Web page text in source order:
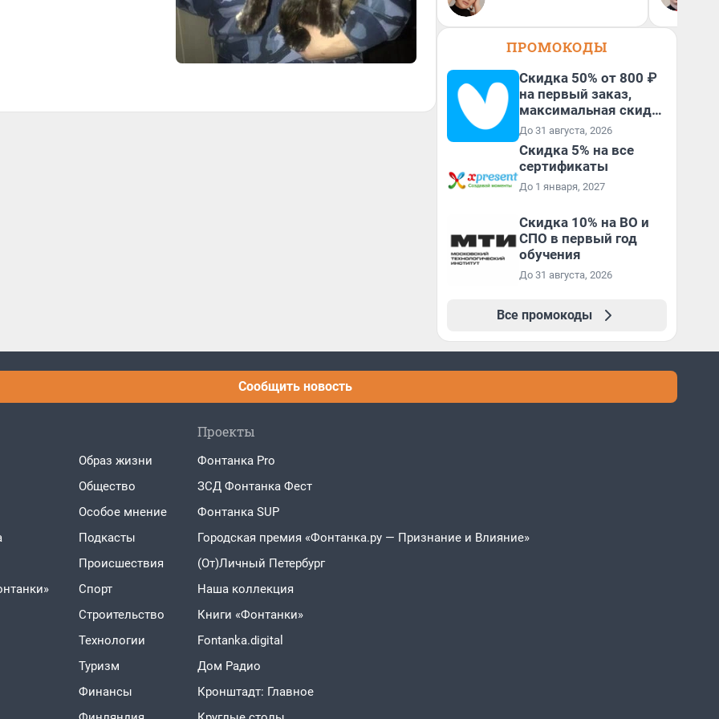
ПРОМОКОДЫ
Скидка 50% от 800 ₽
на первый заказ,
максимальная скидка
600 ₽
До 31 августа, 2026
Скидка 5% на все
сертификаты
До 1 января, 2027
Скидка 10% на ВО и
СПО в первый год
обучения
До 31 августа, 2026
Все промокоды
Сообщить новость
Образ жизни
Общество
Особое мнение
Подкасты
Проиcшествия
Спорт
Строительство
Технологии
Туризм
Финансы
Проекты
Фонтанка Pro
ЗСД Фонтанка Фест
Фонтанка SUP
Городская премия «Фонтанка.ру — Признание и Влияние»
(От)Личный Петербург
Наша коллекция
Книги «Фонтанки»
Fontanka.digital
Дом Радио
Кронштадт: Главное